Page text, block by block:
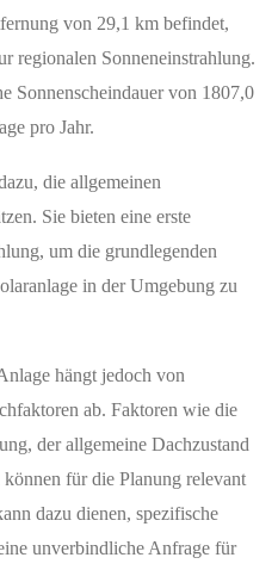
von 29,1 km befindet,
regionalen Sonneneinstrahlung.
Sonnenscheindauer von 1807,0
pro Jahr.
die allgemeinen
Sie bieten eine erste
um die grundlegenden
in der Umgebung zu
hängt jedoch von
ab. Faktoren wie die
der allgemeine Dachzustand
für die Planung relevant
dazu dienen, spezifische
unverbindliche Anfrage für